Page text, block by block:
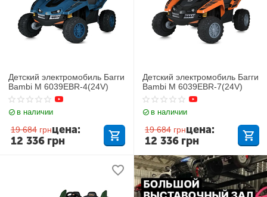
Детский электромобиль Багги
Bambi M 6039EBR-4(24V)
в наличии
19 684 грн
12 336 грн
цена:
Детский электромобиль Багги
Bambi M 6039EBR-7(24V)
в наличии
19 684 грн
12 336 грн
цена: